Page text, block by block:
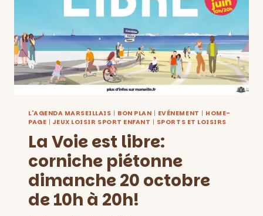
L'AGENDA MARSEILLAIS | BON PLAN | EVÉNEMENT | HOME-
PAGE | JEUX LOISIR SPORT ENFANT | SPORTS ET LOISIRS
La Voie est libre:
corniche piétonne
dimanche 20 octobre
de 10h à 20h!